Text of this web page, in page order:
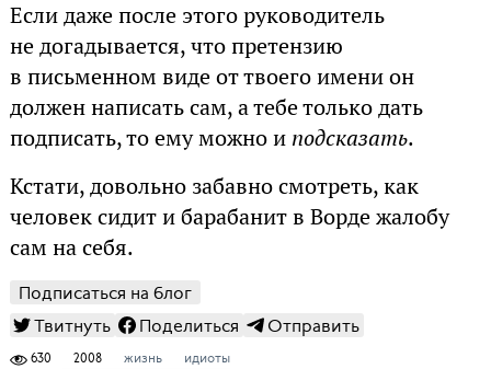
Если даже после этого руководитель
не догадывается, что претензию
в письменном виде от твоего имени он
должен написать сам, а тебе только дать
подписать, то ему можно и подсказать.
Кстати, довольно забавно смотреть, как
человек сидит и барабанит в Ворде жалобу
сам на себя.
Подписаться на блог
Твитнуть
Поделиться Отправить
630 2008 жизнь идиоты